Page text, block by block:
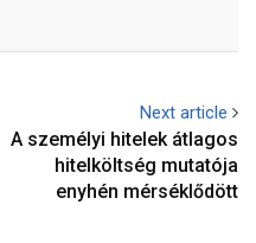
Next article
A személyi hitelek átlagos
hitelköltség mutatója
enyhén mérséklődött